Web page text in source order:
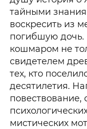
тайными
воскресить из
погибшую дочь.
кошмаром не
свидетелем
тех, кто
десятилетия.
повествование,
мистических